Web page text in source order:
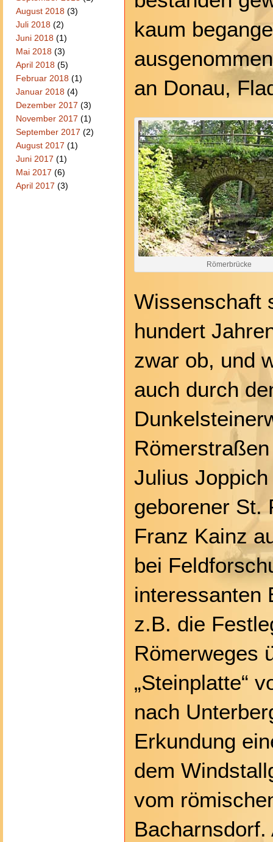
August 2018(3)
Juli 2018(2)
Juni 2018(1)
Mai 2018(3)
April 2018(5)
Februar 2018(1)
Januar 2018(4)
Dezember 2017 (3)
November 2017 (1)
September 2017 (2)
August 2017 (1)
Juni 2017 (1)
Mai 2017 (6)
April 2017 (3)
kaum
an Donau,
Römerbrücke
Wissenschaft
hundert
zwar ob, und
auch durch
Julius
geborener St.
Franz Kainz
bei
interessanten
z.B. die
Römerweges
„Steinplatte“
nach
Erkundung
dem
vom
Bacharnsdorf.